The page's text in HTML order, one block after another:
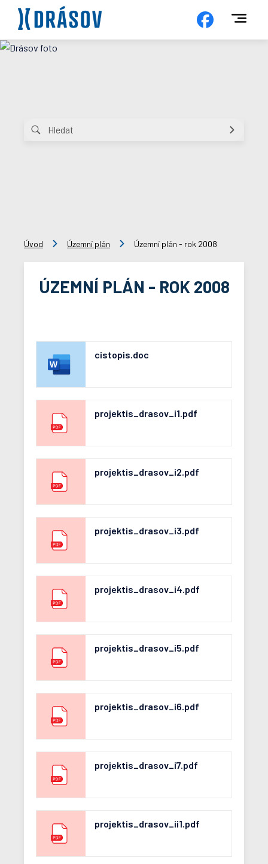
Úvod Územní plán Územní plán - rok 2008
ÚZEMNÍ PLÁN - ROK 2008
cistopis.doc
projektis_drasov_i1.pdf
projektis_drasov_i2.pdf
projektis_drasov_i3.pdf
projektis_drasov_i4.pdf
projektis_drasov_i5.pdf
projektis_drasov_i6.pdf
projektis_drasov_i7.pdf
projektis_drasov_ii1.pdf